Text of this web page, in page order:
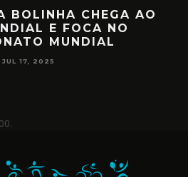
BOLINHA CHEGA AO
E FOCA NO
MUNDIAL
JUL 17, 2025